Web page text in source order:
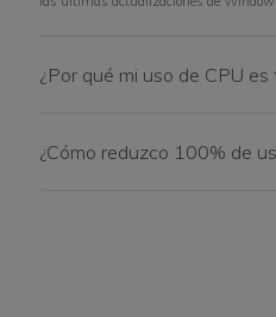
¿Por qué mi uso de CPU
¿Cómo reduzco 100% de